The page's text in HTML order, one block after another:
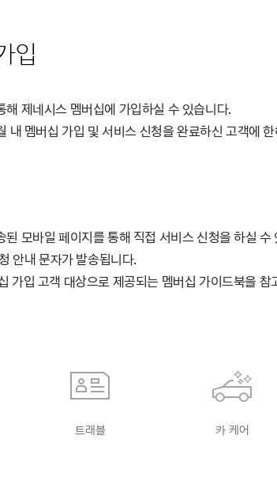
입
해 제네시스 멤버십에 가입하실 수 있습니다.
내 멤버십 가입 및 서비스 신청을 완료하신 고객에
된 모바일 페이지를 통해 직접 서비스 신청을 하실 수
안내 문자가 발송됩니다.
가입 고객 대상으로 제공되는 멤버십 가이드북을 참
트래블 카 케어